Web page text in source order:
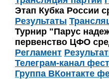
Этап Кубка России
Результаты
Турнир "Парус
первенство ЦФО
Регламент
Телеграм-канал
Группа ВКонтакте